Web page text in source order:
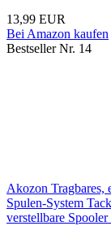
13,99 EUR
Bei Amazon kaufen
Bestseller Nr. 14
Akozon Tragbares,
Spulen-System
verstellbare